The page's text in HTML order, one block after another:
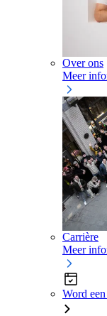
Over ons
Meer
Carrière
Meer
Word